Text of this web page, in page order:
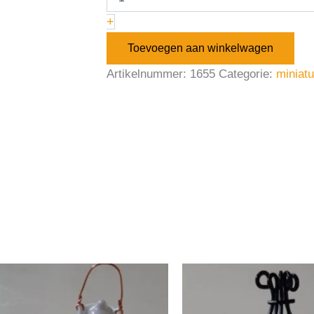
+
Toevoegen aan winkelwagen
Artikelnummer: 1655 Categorie: